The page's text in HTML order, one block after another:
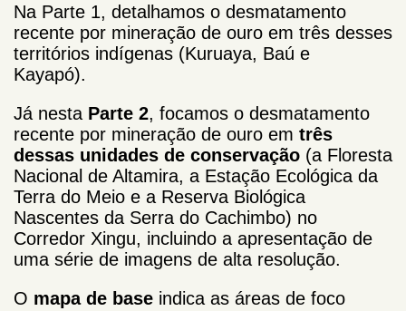
Na Parte 1, detalhamos o desmatamento
recente por mineração de ouro em três desses
territórios indígenas (Kuruaya, Baú e
Kayapó).
Já nesta Parte 2, focamos o desmatamento
recente por mineração de ouro em três
dessas unidades de conservação (a Floresta
Nacional de Altamira, a Estação Ecológica da
Terra do Meio e a Reserva Biológica
Nascentes da Serra do Cachimbo) no
Corredor Xingu, incluindo a apresentação de
uma série de imagens de alta resolução.
O mapa de base indica as áreas de foco